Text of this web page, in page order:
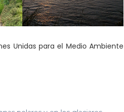
Unidas para el Medio Ambiente